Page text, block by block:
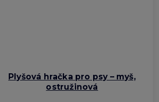
Plyšová hračka pro psy – myš,
ostružinová